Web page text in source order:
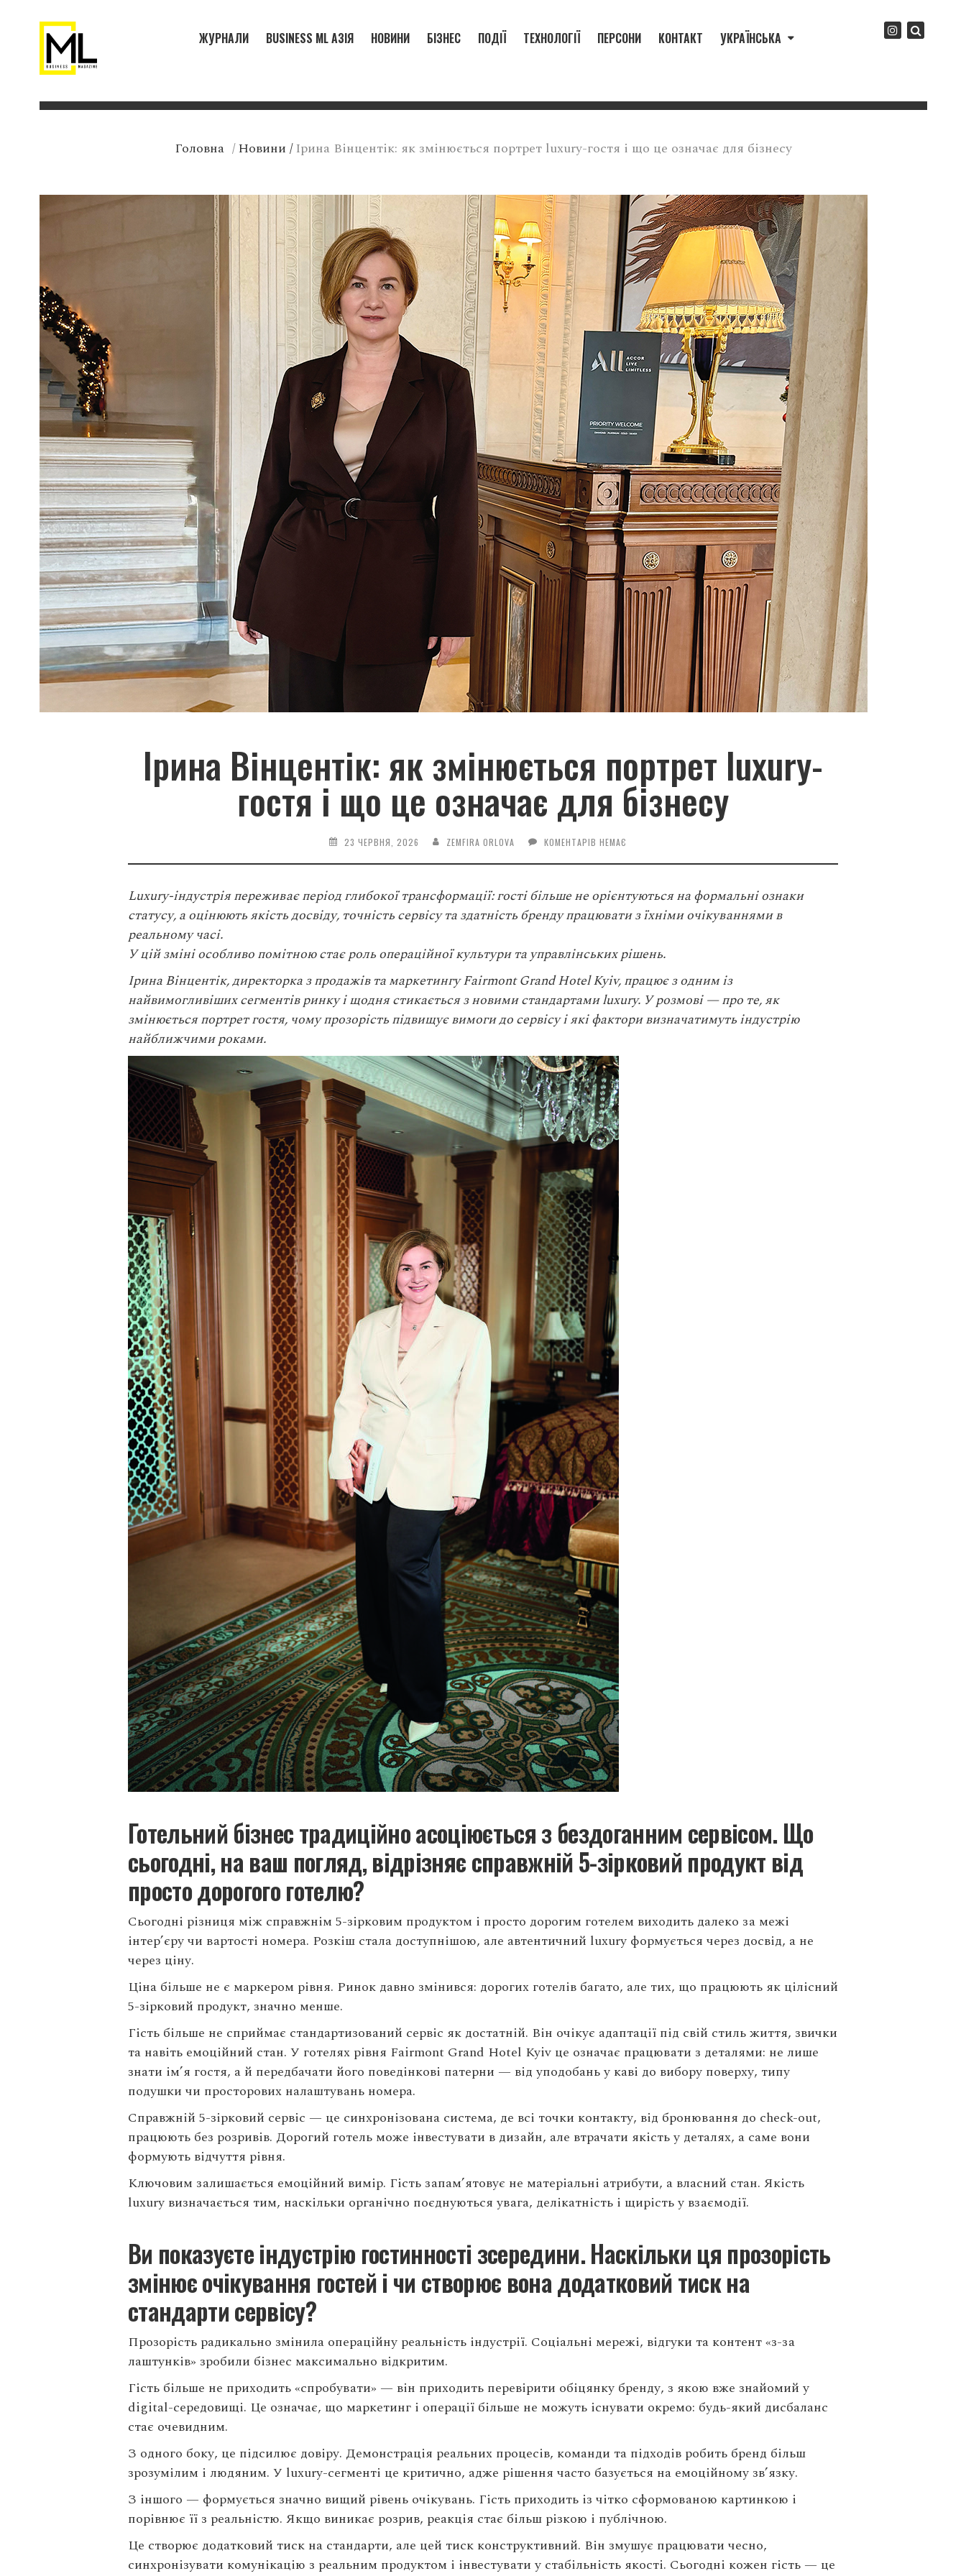
ЖУРНАЛИ BUSINESS ML АЗІЯ НОВИНИ БІЗНЕС ПОДІЇ ТЕХНОЛОГІЇ ПЕРСОНИ КОНТАКТ УКРАЇНСЬКА
Головна /Новини / Ірина Вінцентік: як змінюється портрет luxury-гостя і що це означає для бізнесу
Ірина Вінцентік: як змінюється портрет luxury-
гостя і що це означає для бізнесу
23 ЧЕРВНЯ, 2026 ZEMFIRA ORLOVA КОМЕНТАРІВ НЕМАЄ
Luxury-індустрія переживає період глибокої трансформації: гості більше не орієнтуються на формальні ознаки
статусу, а оцінюють якість досвіду, точність сервісу та здатність бренду працювати з їхніми очікуваннями в
реальному часі.
У цій зміні особливо помітною стає роль операційної культури та управлінських рішень.
Ірина Вінцентік, директорка з продажів та маркетингу Fairmont Grand Hotel Kyiv, працює з одним із
найвимогливіших сегментів ринку і щодня стикається з новими стандартами luxury. У розмові — про те, як
змінюється портрет гостя, чому прозорість підвищує вимоги до сервісу і які фактори визначатимуть індустрію
найближчими роками.
Готельний бізнес традиційно асоціюється з бездоганним сервісом. Що
сьогодні, на ваш погляд, відрізняє справжній 5-зірковий продукт від
просто дорогого готелю?
Сьогодні різниця між справжнім 5-зірковим продуктом і просто дорогим готелем виходить далеко за межі
інтер’єру чи вартості номера. Розкіш стала доступнішою, але автентичний luxury формується через досвід, а не
через ціну.
Ціна більше не є маркером рівня. Ринок давно змінився: дорогих готелів багато, але тих, що працюють як цілісний
5-зірковий продукт, значно менше.
Гість більше не сприймає стандартизований сервіс як достатній. Він очікує адаптації під свій стиль життя, звички
та навіть емоційний стан. У готелях рівня Fairmont Grand Hotel Kyiv це означає працювати з деталями: не лише
знати ім’я гостя, а й передбачати його поведінкові патерни — від уподобань у каві до вибору поверху, типу
подушки чи просторових налаштувань номера.
Справжній 5-зірковий сервіс — це синхронізована система, де всі точки контакту, від бронювання до check-out,
працюють без розривів. Дорогий готель може інвестувати в дизайн, але втрачати якість у деталях, а саме вони
формують відчуття рівня.
Ключовим залишається емоційний вимір. Гість запам’ятовує не матеріальні атрибути, а власний стан. Якість
luxury визначається тим, наскільки органічно поєднуються увага, делікатність і щирість у взаємодії.
Ви показуєте індустрію гостинності зсередини. Наскільки ця прозорість
змінює очікування гостей і чи створює вона додатковий тиск на
стандарти сервісу?
Прозорість радикально змінила операційну реальність індустрії. Соціальні мережі, відгуки та контент «з-за
лаштунків» зробили бізнес максимально відкритим.
Гість більше не приходить «спробувати» — він приходить перевірити обіцянку бренду, з якою вже знайомий у
digital-середовищі. Це означає, що маркетинг і операції більше не можуть існувати окремо: будь-який дисбаланс
стає очевидним.
З одного боку, це підсилює довіру. Демонстрація реальних процесів, команди та підходів робить бренд більш
зрозумілим і людяним. У luxury-сегменті це критично, адже рішення часто базується на емоційному зв’язку.
З іншого — формується значно вищий рівень очікувань. Гість приходить із чітко сформованою картинкою і
порівнює її з реальністю. Якщо виникає розрив, реакція стає більш різкою і публічною.
Це створює додатковий тиск на стандарти, але цей тиск конструктивний. Він змушує працювати чесно,
синхронізувати комунікацію з реальним продуктом і інвестувати у стабільність якості. Сьогодні кожен гість — це